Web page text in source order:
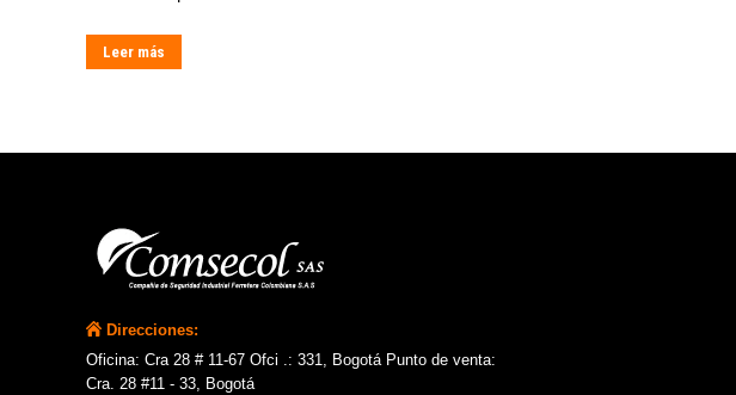
Leer más
Direcciones:
Oficina: Cra 28 # 11-67 Ofci .: 331, Bogotá Punto de venta:
Cra. 28 #11 - 33, Bogotá